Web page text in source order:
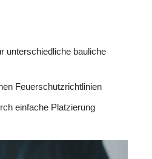
unterschiedliche bauliche
Feuerschutzrichtlinien
einfache Platzierung